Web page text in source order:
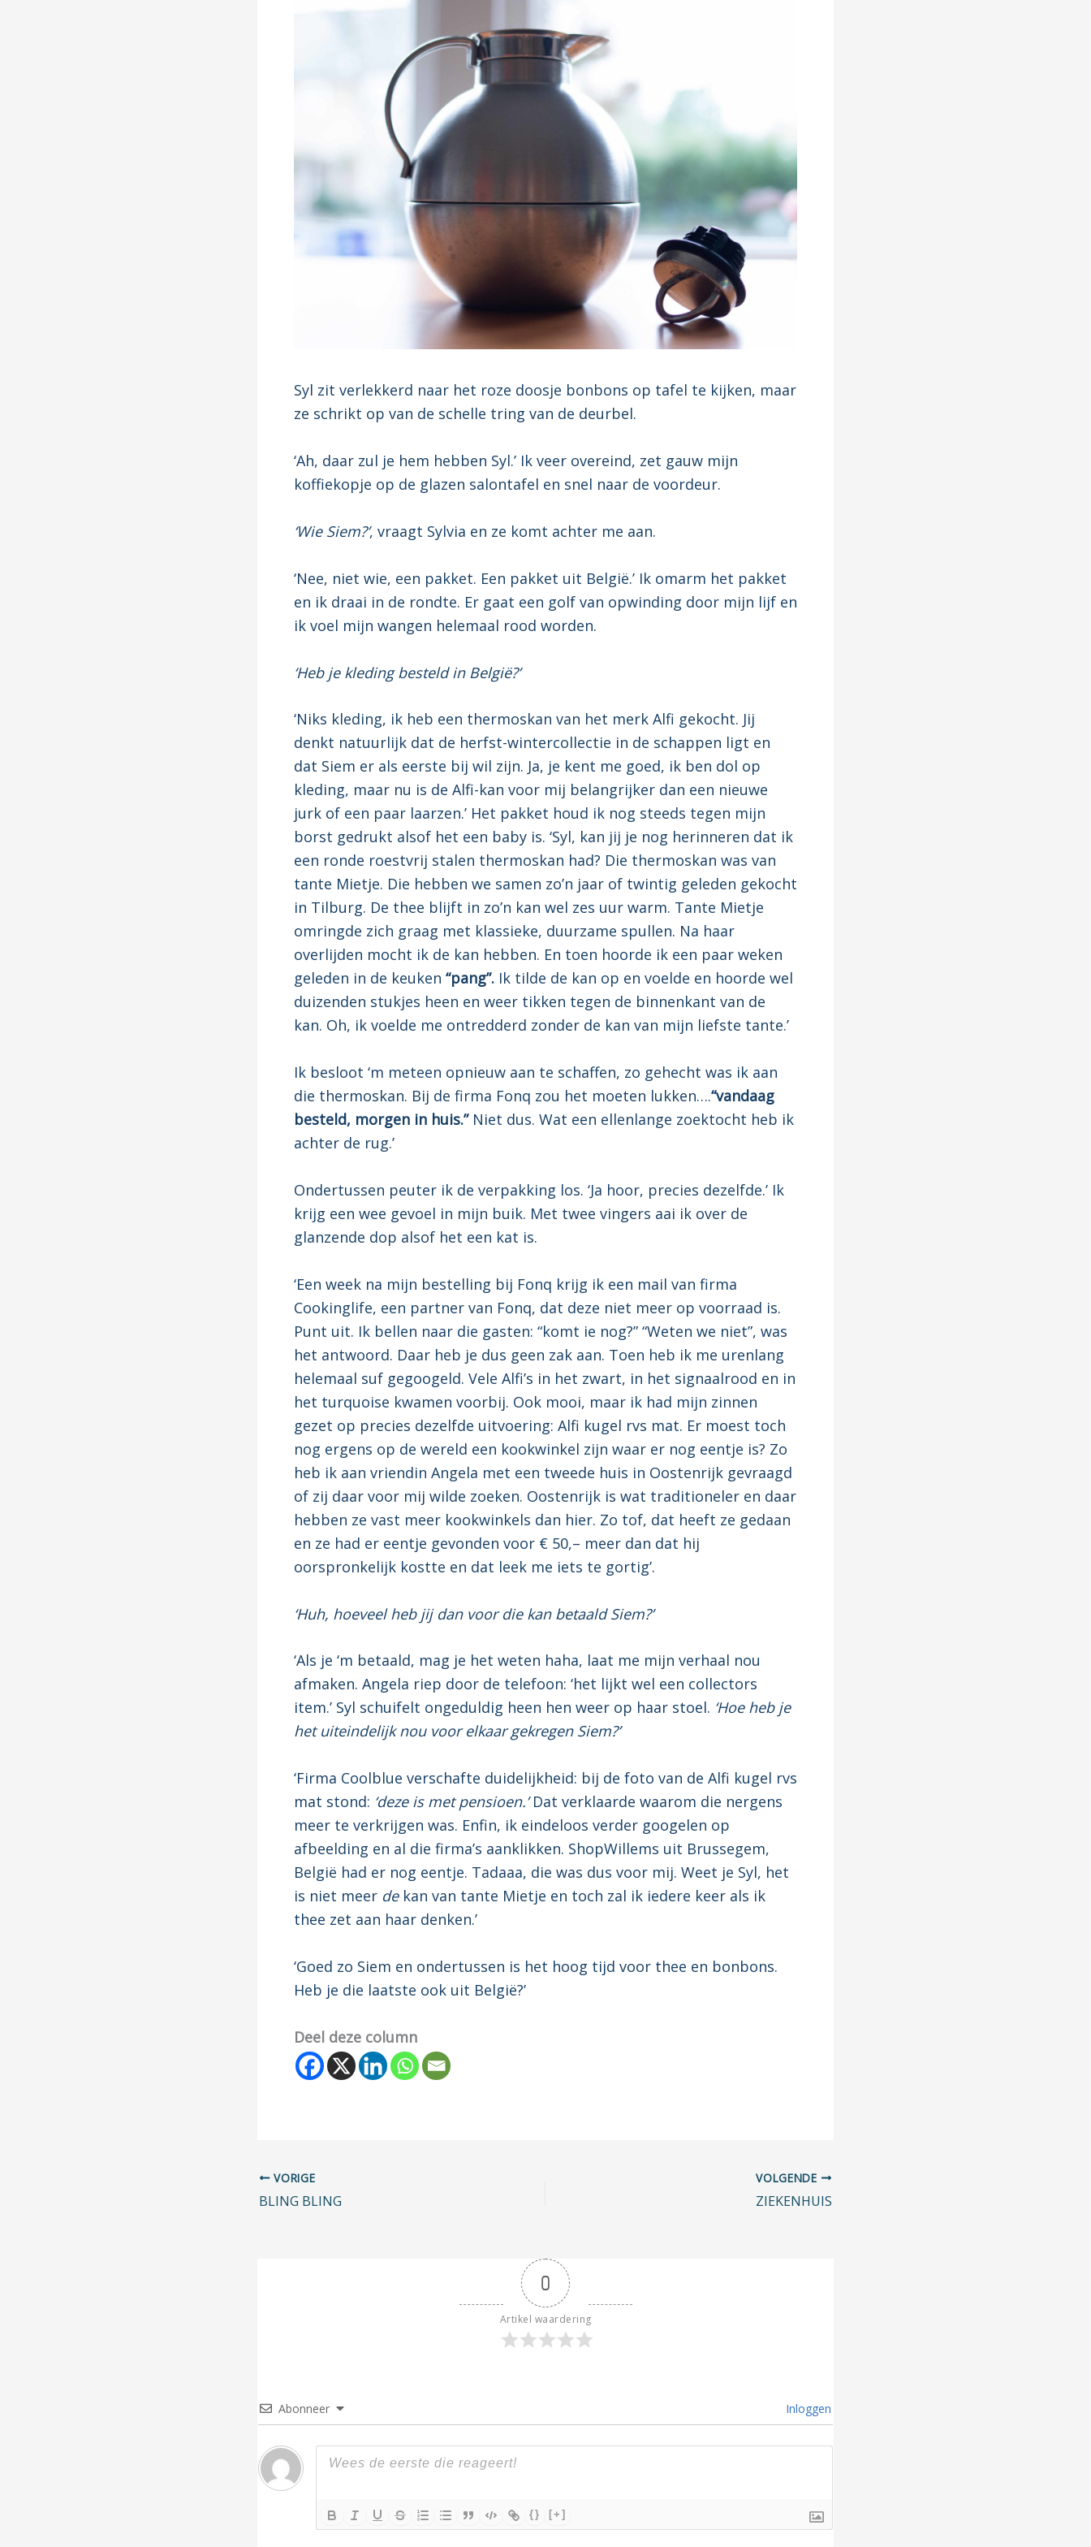
Syl zit verlekkerd naar het roze doosje bonbons op tafel te kijken, maar
ze schrikt op van de schelle tring van de deurbel.
‘Ah, daar zul je hem hebben Syl.’ Ik veer overeind, zet gauw mijn
koffiekopje op de glazen salontafel en snel naar de voordeur.
‘Wie Siem?’, vraagt Sylvia en ze komt achter me aan.
‘Nee, niet wie, een pakket. Een pakket uit België.’ Ik omarm het pakket
en ik draai in de rondte. Er gaat een golf van opwinding door mijn lijf en
ik voel mijn wangen helemaal rood worden.
‘Heb je kleding besteld in België?’
‘Niks kleding, ik heb een thermoskan van het merk Alfi gekocht. Jij
denkt natuurlijk dat de herfst-wintercollectie in de schappen ligt en
dat Siem er als eerste bij wil zijn. Ja, je kent me goed, ik ben dol op
kleding, maar nu is de Alfi-kan voor mij belangrijker dan een nieuwe
jurk of een paar laarzen.’ Het pakket houd ik nog steeds tegen mijn
borst gedrukt alsof het een baby is. ‘Syl, kan jij je nog herinneren dat ik
een ronde roestvrij stalen thermoskan had? Die thermoskan was van
tante Mietje. Die hebben we samen zo’n jaar of twintig geleden gekocht
in Tilburg. De thee blijft in zo’n kan wel zes uur warm. Tante Mietje
omringde zich graag met klassieke, duurzame spullen. Na haar
overlijden mocht ik de kan hebben. En toen hoorde ik een paar weken
geleden in de keuken “pang”. Ik tilde de kan op en voelde en hoorde wel
duizenden stukjes heen en weer tikken tegen de binnenkant van de
kan. Oh, ik voelde me ontredderd zonder de kan van mijn liefste tante.’
Ik besloot ‘m meteen opnieuw aan te schaffen, zo gehecht was ik aan
die thermoskan. Bij de firma Fonq zou het moeten lukken….“vandaag
besteld, morgen in huis.”Niet dus. Wat een ellenlange zoektocht heb ik
achter de rug.’
Ondertussen peuter ik de verpakking los. ‘Ja hoor, precies dezelfde.’ Ik
krijg een wee gevoel in mijn buik. Met twee vingers aai ik over de
glanzende dop alsof het een kat is.
‘Een week na mijn bestelling bij Fonq krijg ik een mail van firma
Cookinglife, een partner van Fonq, dat deze niet meer op voorraad is.
Punt uit. Ik bellen naar die gasten: “komt ie nog?” “Weten we niet”, was
het antwoord. Daar heb je dus geen zak aan. Toen heb ik me urenlang
helemaal suf gegoogeld. Vele Alfi’s in het zwart, in het signaalrood en in
het turquoise kwamen voorbij. Ook mooi, maar ik had mijn zinnen
gezet op precies dezelfde uitvoering: Alfi kugel rvs mat. Er moest toch
nog ergens op de wereld een kookwinkel zijn waar er nog eentje is? Zo
heb ik aan vriendin Angela met een tweede huis in Oostenrijk gevraagd
of zij daar voor mij wilde zoeken. Oostenrijk is wat traditioneler en daar
hebben ze vast meer kookwinkels dan hier. Zo tof, dat heeft ze gedaan
en ze had er eentje gevonden voor € 50,– meer dan dat hij
oorspronkelijk kostte en dat leek me iets te gortig’.
‘Huh, hoeveel heb jij dan voor die kan betaald Siem?’
‘Als je ‘m betaald, mag je het weten haha, laat me mijn verhaal nou
afmaken. Angela riep door de telefoon: ‘het lijkt wel een collectors
item.’ Syl schuifelt ongeduldig heen hen weer op haar stoel. ‘Hoe heb je
het uiteindelijk nou voor elkaar gekregen Siem?’
‘Firma Coolblue verschafte duidelijkheid: bij de foto van de Alfi kugel rvs
mat stond: ‘deze is met pensioen.’Dat verklaarde waarom die nergens
meer te verkrijgen was. Enfin, ik eindeloos verder googelen op
afbeelding en al die firma’s aanklikken. ShopWillems uit Brussegem,
België had er nog eentje. Tadaaa, die was dus voor mij. Weet je Syl, het
is niet meer de kan van tante Mietje en toch zal ik iedere keer als ik
thee zet aan haar denken.’
‘Goed zo Siem en ondertussen is het hoog tijd voor thee en bonbons.
Heb je die laatste ook uit België?’
Deel deze column
VORIGE
BLING BLING
VOLGENDE
ZIEKENHUIS
0
Artikel waardering
Abonneer Inloggen
{} [+]